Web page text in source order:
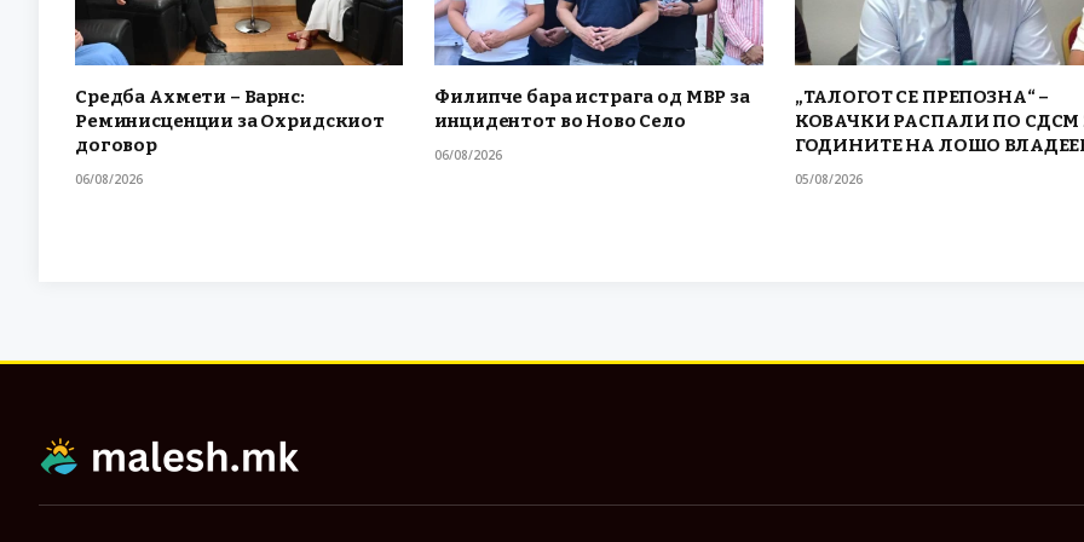
Средба Ахмети – Варнс:
Реминисценции за Охридскиот
договор
06/08/2026
Филипче бара истрага од МВР за
инцидентот во Ново Село
06/08/2026
„ТАЛОГОТ СЕ ПРЕПОЗНА“ –
КОВАЧКИ РАСПАЛИ ПО СДСМ
ГОДИНИТЕ НА ЛОШО
05/08/2026